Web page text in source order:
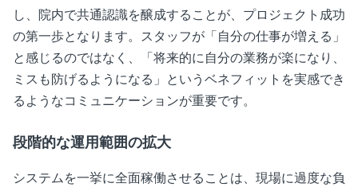
し、院内で共通認識を醸成することが、プロジェクト成功
の第一歩となります。スタッフが「自分の仕事が増える」
と感じるのではなく、「将来的に自分の業務が楽になり、
ミスも防げるようになる」というベネフィットを実感でき
るようなコミュニケーションが重要です。
段階的な運用範囲の拡大
システムを一挙に全面稼働させることは、現場に過度な負